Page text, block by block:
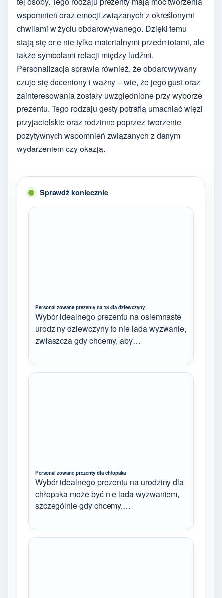
wspomnień oraz emocji związanych z określonymi
chwilami w życiu obdarowywanego. Dzięki temu
stają się one nie tylko materialnymi przedmiotami, ale
także symbolami relacji między ludźmi.
Personalizacja sprawia również, że obdarowywany
czuje się doceniony i ważny – wie, że jego gust oraz
zainteresowania zostały uwzględnione przy wyborze
prezentu. Tego rodzaju gesty potrafią umacniać więzi
przyjacielskie oraz rodzinne poprzez tworzenie
pozytywnych wspomnień związanych z danym
wydarzeniem czy okazją.
Sprawdź koniecznie
Personalizowane prezenty na 18 dla dziewczyny
Wybór idealnego prezentu na osiemnaste
urodziny dziewczyny to nie lada wyzwanie,
zwłaszcza gdy chcemy, aby…
Personalizowane prezenty dla chłopaka
Wybór idealnego prezentu na urodziny dla
chłopaka może być nie lada wyzwaniem,
szczególnie gdy chcemy,…